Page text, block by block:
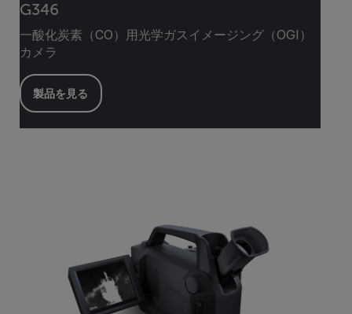
G346
一酸化炭素（CO）用光学ガスイメージング（OGI）
カメラ
製品を見る